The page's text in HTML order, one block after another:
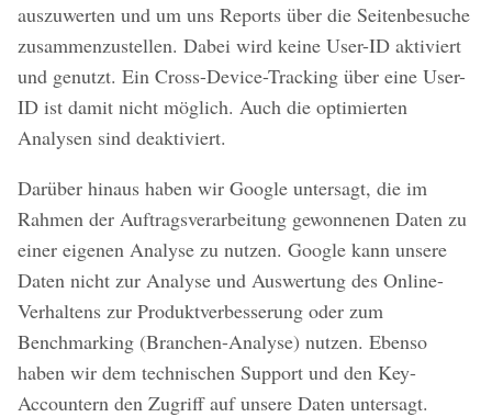
auszuwerten und um uns Reports über die Seitenbesuche
zusammenzustellen. Dabei wird keine User-ID aktiviert
und genutzt. Ein Cross-Device-Tracking über eine User-
ID ist damit nicht möglich. Auch die optimierten
Analysen sind deaktiviert.
Darüber hinaus haben wir Google untersagt, die im
Rahmen der Auftragsverarbeitung gewonnenen Daten zu
einer eigenen Analyse zu nutzen. Google kann unsere
Daten nicht zur Analyse und Auswertung des Online-
Verhaltens zur Produktverbesserung oder zum
Benchmarking (Branchen-Analyse) nutzen. Ebenso
haben wir dem technischen Support und den Key-
Accountern den Zugriff auf unsere Daten untersagt.